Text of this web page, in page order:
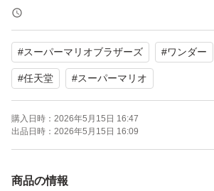
プレイモード：TVモード対応 テーブル
ード対応
携帯モードプレイ人数：1.0 人
#スーパーマリオブラザーズ #ワンダー
#任天堂 #スーパーマリオ
購入日時： 2026年5月15日 16:47
出品日時： 2026年5月15日 16:09
商品の情報